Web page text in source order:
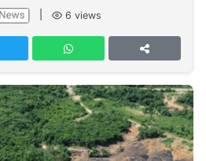
6 views